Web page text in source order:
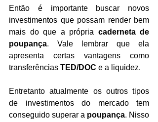
Então é importante buscar novos
investimentos que possam render bem
mais do que a própria caderneta de
poupança. Vale lembrar que ela
apresenta certas vantagens como
transferências TED/DOC e a liquidez.
Entretanto atualmente os outros tipos
de investimentos do mercado tem
conseguido superar a poupança. Nisso